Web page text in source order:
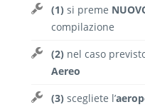
(1) si preme
compilazione
(2) nel caso
Aereo
(3) scegliete l’